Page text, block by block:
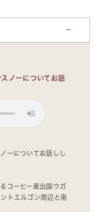
ノーについてお話
ーについてお話しし
コーヒー産出国ウガ
トエルゴン周辺と南